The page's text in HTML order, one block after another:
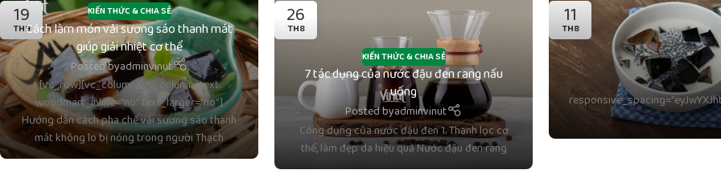
19
TH9
KIẾN THỨC & CHIA SẺ
Cách làm món vải sương sáo thanh mát
giúp giải nhiệt cơ thể
Posted byadminvinut
[vc_row][vc_column][vc_column_text
woodmart_inline=”no” text_larger=”no”]
Hướng dẫn cách pha chế vải sương sáo thanh
mát không lo bị nóng trong người Thạch
26
TH8
KIẾN THỨC & CHIA SẺ
7 tác dụng của nước đậu đen rang nấu
uống
Posted byadminvinut
Công dụng của nước đậu đen 1. Thanh lọc cơ
thể, làm đẹp da hiệu quả Nước đậu đen rang
11
TH8